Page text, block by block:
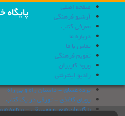
اصلی
فرهنگی
فرهنگی
کاربران
اینترنتی
عشاق - داستان راه و بی راه
کاغذی - تورقی در یک کتاب
شعر و موسیقی - برنامه شماره 498؛ بروید ای حریفان